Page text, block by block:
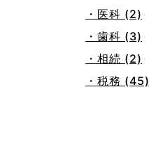
・医科 (2)
・歯科 (3)
・相続 (2)
・税務 (45)